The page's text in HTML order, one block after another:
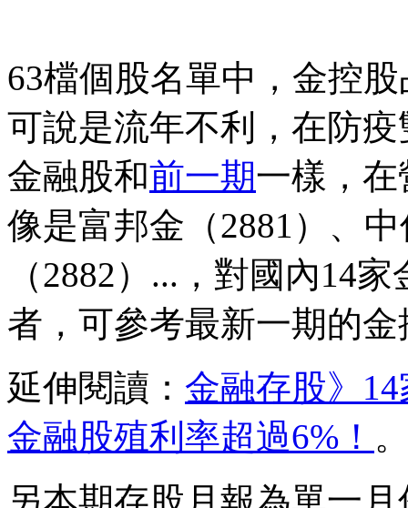
63檔個股名單中，金控
可說是流年不利，在防
金融股和前一期一樣，
像是富邦金（2881）、
（2882）...，對國內14
者，可參考最新一期的金
延伸閱讀： 金融存股》
金融股殖利率超過6%！